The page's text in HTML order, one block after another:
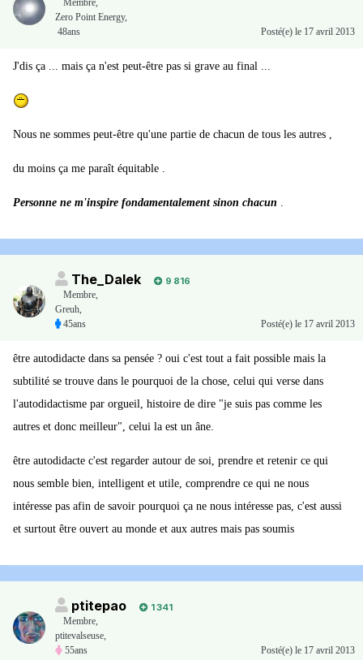
Zero Point Energy,
48ans
Posté(e) le 17 avril 2013
J'dis ça ... mais ça n'est peut-être pas si grave au final ...
Nous ne sommes peut-être qu'une partie de chacun de tous les autres ,
du moins ça me paraît équitable .
Personne ne m'inspire fondamentalement sinon chacun
The_Dalek
9 816
Membre
Greuh,
45ans
Posté(e) le 17 avril 2013
être autodidacte dans sa pensée ? oui c'est tout a fait possible mais la
subtilité se trouve dans le pourquoi de la chose, celui qui verse dans
l'autodidactisme par orgueil, histoire de dire "je suis pas comme les
autres et donc meilleur", celui la est un âne.
être autodidacte c'est regarder autour de soi, prendre et retenir ce qui
nous semble bien, intelligent et utile, comprendre ce qui ne nous
intéresse pas afin de savoir pourquoi ça ne nous intéresse pas, c'est aussi
et surtout être ouvert au monde et aux autres mais pas soumis
ptitepao
1 341
Membre
ptitevalseuse,
55ans
Posté(e) le 17 avril 2013